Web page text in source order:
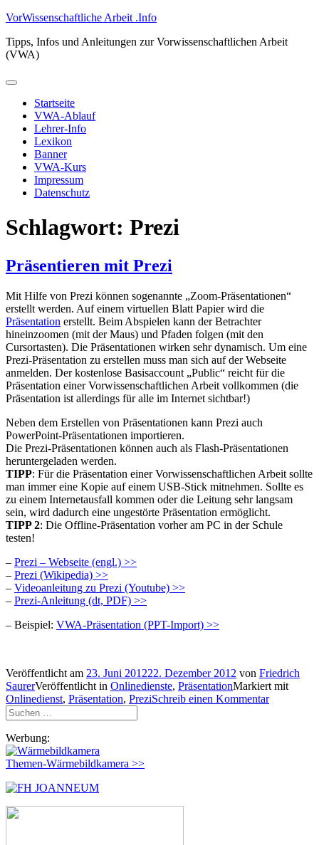
Zum
springen
VorWissenschaftliche Arbeit .Info
Tipps, Infos und Anleitungen zur Vorwissenschaftlichen Arbeit
(VWA)
Primäres
Startseite
VWA-Ablauf
Lehrer-Info
Lexikon
Banner
VWA-Kurs
Impressum
Datenschutz
Schlagwort: Prezi
Präsentieren mit Prezi
Mit Hilfe von Prezi können sogenannte „Zoom-Präsentationen“
erstellt werden. Auf einem virtuellen Blatt Papier wird die
Präsentation erstellt. Beim Abspielen kann der Betrachter
hineinzoomen (mit der Maus) und Pfaden folgen (mit den
Cursortasten). Die Präsentationen wirken sehr dynamisch. Um eine
Prezi-Präsentation zu erstellen muss man sich auf der Webseite
anmelden. Der kostenlose Basisaccount „Public“ reicht für die
Präsentation einer Vorwissenschaftlichen Arbeit vollkommen (die
Präsentation ist allerdings für alle im Internet sichtbar!)
Neben dem Erstellen von Präsentationen kann Prezi auch
PowerPoint-Präsentationen importieren.
Die Prezi-Präsentationen können auch als Flash-Präsentationen
heruntergeladen werden.
TIPP: Für die Präsentation einer Vorwissenschaftlichen Arbeit sollte
man immer eine Kopie auf einem USB-Stick mitnehmen. Sollte es
zu einem Internetausfall kommen oder die Leitung sehr langsam
sein, wird dadurch eine ungestörte Präsentation ermöglicht.
TIPP 2: Die Offline-Präsentation vorher am PC in der Schule
testen!
– Prezi – Webseite (engl.) >>
– Prezi (Wikipedia) >>
– Videoanleitung zu Prezi (Youtube) >>
– Prezi-Anleitung (dt, PDF) >>
– Beispiel: VWA-Präsentation (PPT-Import) >>
Veröffentlicht am 23. Juni 201222. Dezember 2012 von Friedrich
SaurerVeröffentlicht in Onlinedienste, PräsentationMarkiert mit
Onlinedienst, Präsentation, PreziSchreib einen Kommentar
Suchen
nach:
Werbung:
Themen-Wärmebildkamera >>